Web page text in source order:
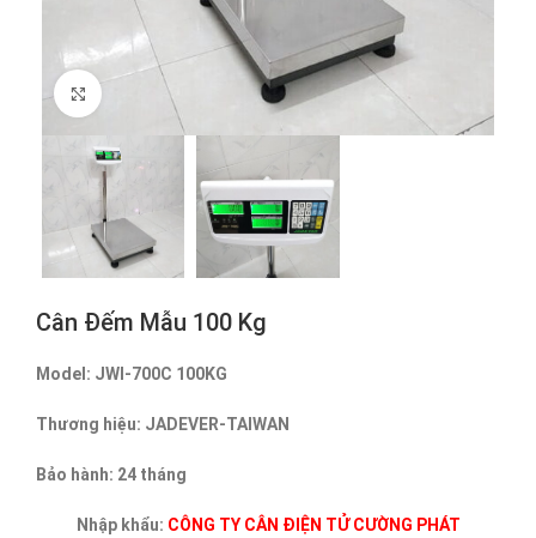
Click to enlarge
Cân Đếm Mẫu 100 Kg
Model: JWI-700C 100KG
Thương hiệu: JADEVER-TAIWAN
Bảo hành: 24 tháng
Nhập khẩu: CÔNG TY CÂN ĐIỆN TỬ CƯỜNG PHÁT